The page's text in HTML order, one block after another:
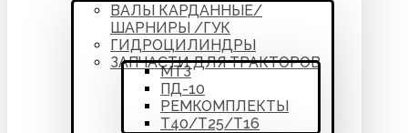
ВАЛЫ КАРДАННЫЕ/
ШАРНИРЫ /ГУК
ГИДРОЦИЛИНДРЫ
ЗАПЧАСТИ ДЛЯ ТРАКТОРОВ
МТЗ
ПД-10
РЕМКОМПЛЕКТЫ
Т40/Т25/Т16